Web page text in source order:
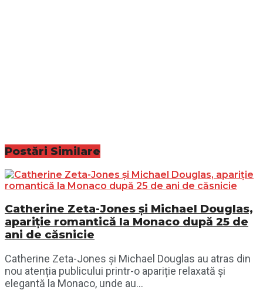
Postări Similare
Catherine Zeta-Jones și Michael Douglas,
apariție romantică la Monaco după 25 de
ani de căsnicie
Catherine Zeta-Jones și Michael Douglas au atras din
nou atenția publicului printr-o apariție relaxată și
elegantă la Monaco, unde au...